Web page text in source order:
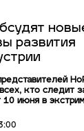
развития
кто следит
10 июня в